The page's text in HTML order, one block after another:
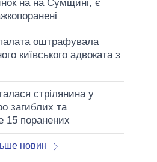
на на Сумщині, є
оштрафувала
київського адвоката з
стрілянина у
загиблих та
поранених
новин